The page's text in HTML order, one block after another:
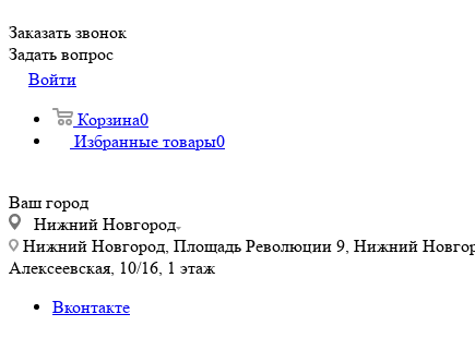
Заказать звонок
Задать вопрос
Войти
Корзина0
Избранные товары0
Ваш город
Нижний Новгород
Нижний Новгород, Площадь Революции 9, Нижний
Алексеевская, 10/16, 1 этаж
Вконтакте